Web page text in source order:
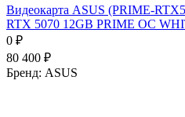
Видеокарта ASUS (PRIME-
RTX 5070 12GB PRIME OC
0 ₽
80 400 ₽
Бренд: ASUS